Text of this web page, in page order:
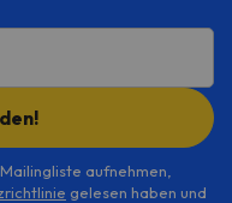
aufnehmen,
gelesen haben und